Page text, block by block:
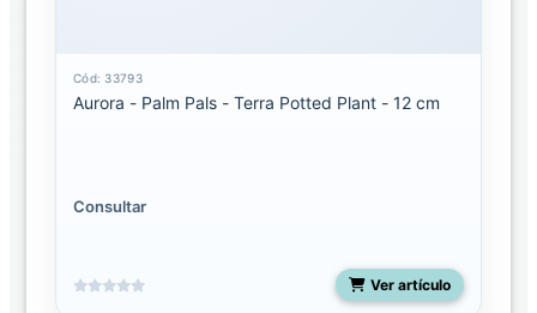
Cód: 33793
Aurora - Palm Pals - Terra Potted Plant - 12 cm
Consultar
Ver artículo